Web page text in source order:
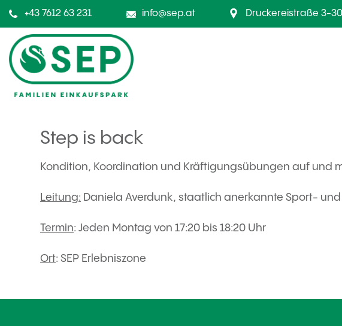
+43 7612 63 231 info@sep.at Druckereistraße 3-
Step is back
Kondition, Koordination und Kräftigungsübungen auf und
Leitung: Daniela Averdunk, staatlich anerkannte Sport-
Termin: Jeden Montag von 17:20 bis 18:20 Uhr
Ort: SEP Erlebniszone